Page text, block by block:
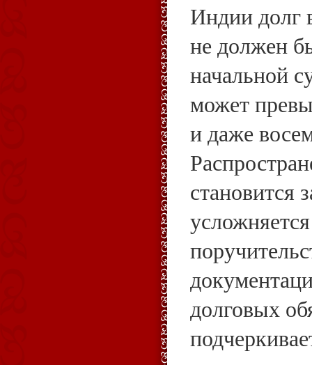
Индии долг
не должен
начальной
может
и даже
становится
долговых